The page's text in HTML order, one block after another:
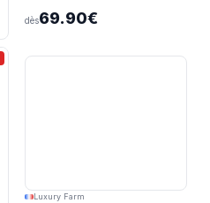
dès69.90€
Luxury Farm